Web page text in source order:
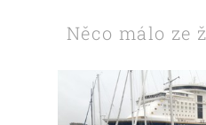
Něco málo ze